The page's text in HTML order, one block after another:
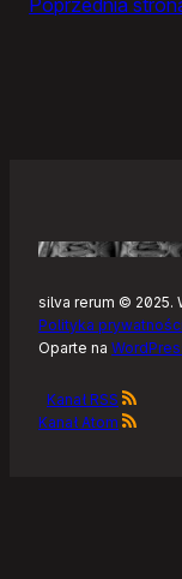
silva rerum © 2025.
Polityka
Oparte na
Kanał RSS
Kanał Atom